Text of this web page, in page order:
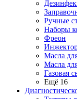
Ручные
Наборы
Фреон
Масла
Масла
Газовая
Ещё 16